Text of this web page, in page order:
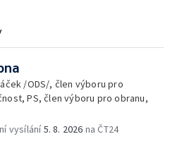
/ODS/, člen výboru pro
PS, člen výboru pro obranu,
vysílání5. 8. 2026 na ČT24